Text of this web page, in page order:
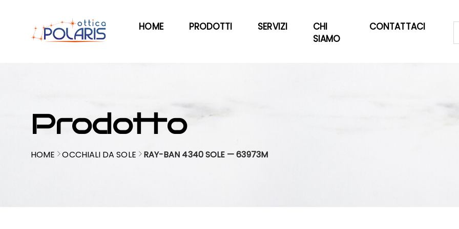
HOME PRODOTTI SERVIZI
CHI
SIAMO
CONTATTACI
Prodotto
HOME OCCHIALI DA SOLE RAY-BAN 4340 SOLE — 63973M